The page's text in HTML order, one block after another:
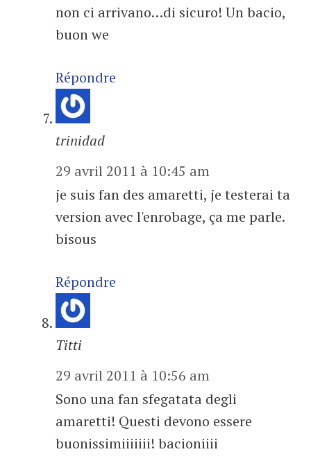
non ci arrivano…di sicuro! Un bacio,
buon we
Répondre
trinidad
29 avril 2011 à 10:45 am
je suis fan des amaretti, je testerai ta
version avec l'enrobage, ça me parle.
bisous
Répondre
Titti
29 avril 2011 à 10:56 am
Sono una fan sfegatata degli
amaretti! Questi devono essere
buonissimiiiiiii! bacioniiii